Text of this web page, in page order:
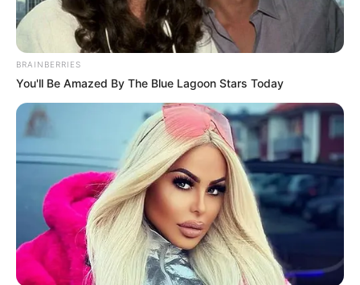
BRAINBERRIES
You'll Be Amazed By The Blue Lagoon Stars Today